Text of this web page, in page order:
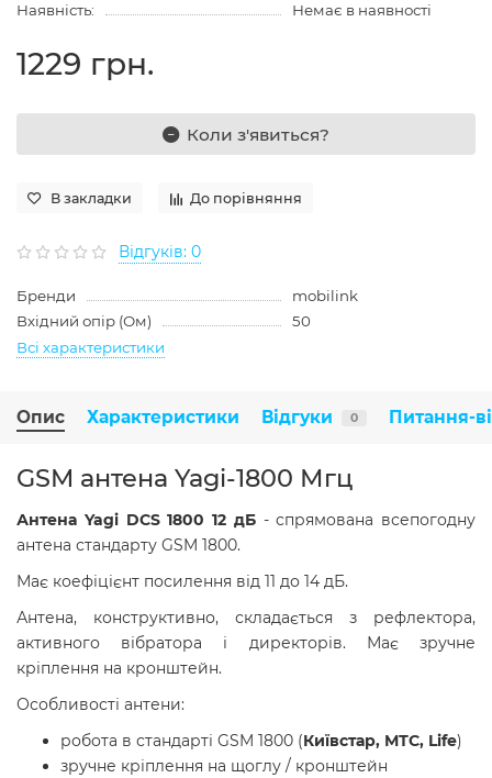
Наявність:
Немає в наявності
1229 грн.
Коли з'явиться?
В закладки До порівняння
Відгуків: 0
Бренди
mobilink
Вхідний опір (Ом)
50
Всі характеристики
Опис Характеристики Відгуки 0 Питання-
GSM антена Yagi-1800 Мгц
Антена Yagi DCS 1800 12 дБ- спрямована всепогодну
антена стандарту GSM 1800.
Має коефіцієнт посилення від 11 до 14 дБ.
Антена, конструктивно, складається з рефлектора,
активного вібратора і директорів. Має зручне
кріплення на кронштейн.
Особливості антени:
робота в стандарті GSM 1800 (Київстар, МТС, Life)
зручне кріплення на щоглу / кронштейн